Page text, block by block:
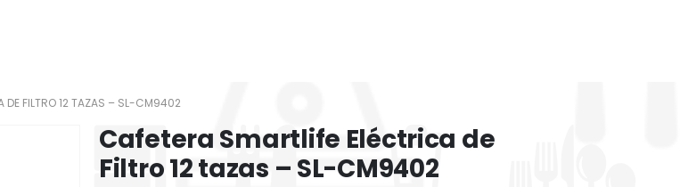
DE FILTRO 12 TAZAS – SL-CM9402
Cafetera Smartlife Eléctrica de
Filtro 12 tazas – SL-CM9402